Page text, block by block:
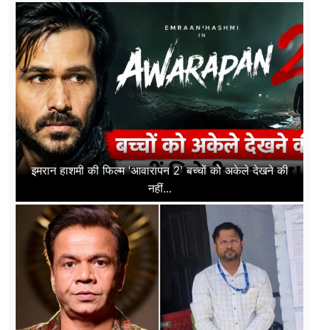
इमरान हाशमी की फिल्म 'आवारापन 2' बच्चों को अकेले देखने की
नहीं...